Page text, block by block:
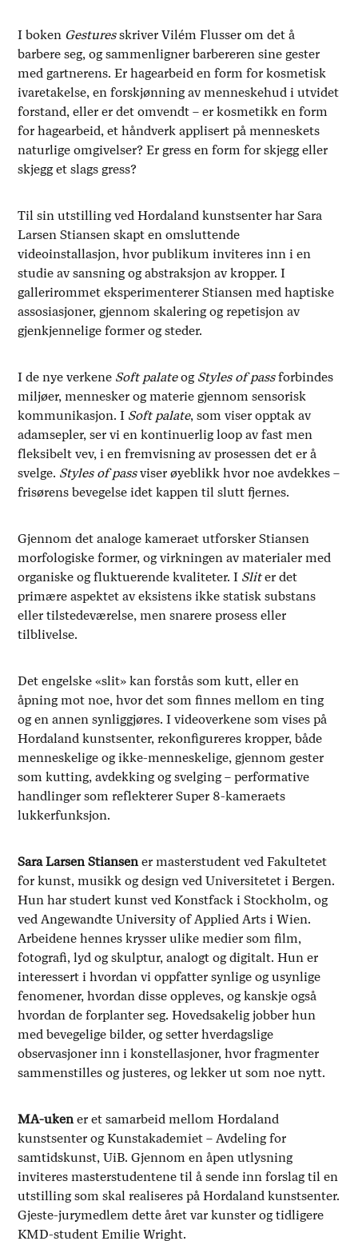
I boken Gesturesskriver Vilém Flusser om det å
barbere seg, og sammenligner barbereren sine gester
med gartnerens. Er hagearbeid en form for kosmetisk
ivaretakelse, en forskjønning av menneskehud i utvidet
forstand, eller er det omvendt – er kosmetikk en form
for hagearbeid, et håndverk applisert på menneskets
naturlige omgivelser? Er gress en form for skjegg eller
skjegg et slags gress?
Til sin utstilling ved Hordaland kunstsenter har Sara
Larsen Stiansen skapt en omsluttende
videoinstallasjon, hvor publikum inviteres inn i en
studie av sansning og abstraksjon av kropper. I
gallerirommet eksperimenterer Stiansen med haptiske
assosiasjoner, gjennom skalering og repetisjon av
gjenkjennelige former og steder.
I de nye verkene Soft palateog Styles of passforbindes
miljøer, mennesker og materie gjennom sensorisk
kommunikasjon. I Soft palate, som viser opptak av
adamsepler, ser vi en kontinuerlig loop av fast men
fleksibelt vev, i en fremvisning av prosessen det er å
svelge. Styles of passviser øyeblikk hvor noe avdekkes –
frisørens bevegelse idet kappen til slutt fjernes.
Gjennom det analoge kameraet utforsker Stiansen
morfologiske former, og virkningen av materialer med
organiske og fluktuerende kvaliteter. I Sliter det
primære aspektet av eksistens ikke statisk substans
eller tilstedeværelse, men snarere prosess eller
tilblivelse.
Det engelske «slit» kan forstås som kutt, eller en
åpning mot noe, hvor det som finnes mellom en ting
og en annen synliggjøres. I videoverkene som vises på
Hordaland kunstsenter, rekonfigureres kropper, både
menneskelige og ikke-menneskelige, gjennom gester
som kutting, avdekking og svelging – performative
handlinger som reflekterer Super 8-kameraets
lukkerfunksjon.
Sara Larsen Stiansener masterstudent ved Fakultetet
for kunst, musikk og design ved Universitetet i Bergen.
Hun har studert kunst ved Konstfack i Stockholm, og
ved Angewandte University of Applied Arts i Wien.
Arbeidene hennes krysser ulike medier som film,
fotografi, lyd og skulptur, analogt og digitalt. Hun er
interessert i hvordan vi oppfatter synlige og usynlige
fenomener, hvordan disse oppleves, og kanskje også
hvordan de forplanter seg. Hovedsakelig jobber hun
med bevegelige bilder, og setter hverdagslige
observasjoner inn i konstellasjoner, hvor fragmenter
sammenstilles og justeres, og lekker ut som noe nytt.
MA-ukener et samarbeid mellom Hordaland
kunstsenter og Kunstakademiet – Avdeling for
samtidskunst, UiB. Gjennom en åpen utlysning
inviteres masterstudentene til å sende inn forslag til en
utstilling som skal realiseres på Hordaland kunstsenter.
Gjeste-jurymedlem dette året var kunster og tidligere
KMD-student Emilie Wright.